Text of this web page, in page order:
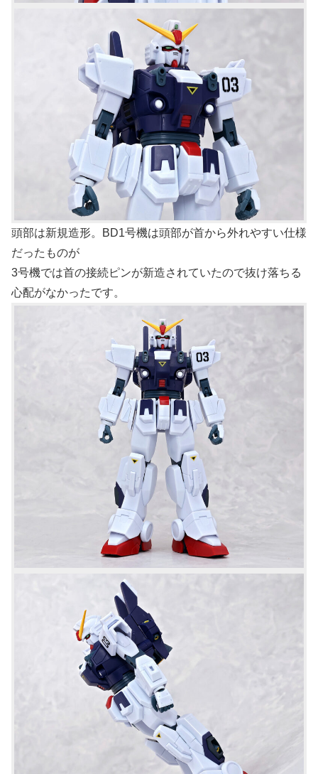
頭部は新規造形。BD1号機は頭部が首から外れやすい仕様
だったものが
3号機では首の接続ピンが新造されていたので抜け落ちる
心配がなかったです。